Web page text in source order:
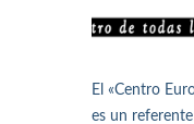
El «Centro
es un